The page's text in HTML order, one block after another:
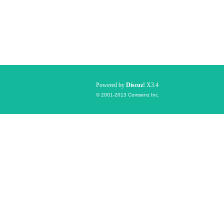
Powered by Discuz! X3.4
© 2001-2013 Comsenz Inc.